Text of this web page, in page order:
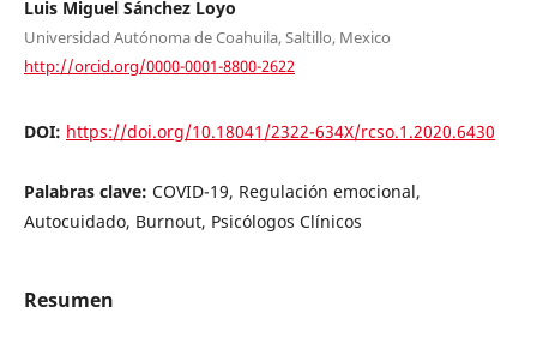
Luis Miguel Sánchez Loyo
Universidad Autónoma de Coahuila, Saltillo, Mexico
http://orcid.org/0000-0001-8800-2622
DOI: https://doi.org/10.18041/2322-634X/rcso.1.2020.6430
Palabras clave: COVID-19, Regulación emocional,
Autocuidado, Burnout, Psicólogos Clínicos
Resumen